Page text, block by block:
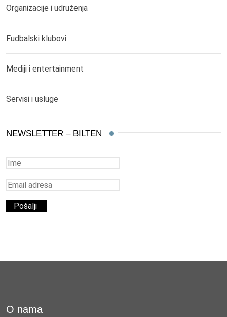
Organizacije i udruženja
Fudbalski klubovi
Mediji i entertainment
Servisi i usluge
NEWSLETTER – BILTEN
O nama